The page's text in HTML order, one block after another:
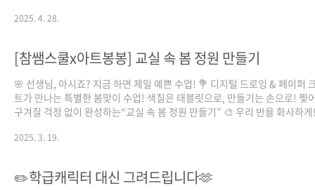
😊 🐻 자료 다운로드 바로가기 ⠀ 📥책읽는곰 인스타그램 상단 프로필 링크
#초등학교 #초등교육 #초등수업 #초등교사 #초등맘 #참쌤스쿨 #책읽는
스타그램
2025. 4. 28.
[참쌤스쿨x아트봉봉] 교실 속 봄 정원 만들기
🌸 선생님, 아시죠? 지금 하면 제일 예쁜 수업! 💐 디지털 드로잉 & 페이퍼
트가 만나는 특별한 봄맞이 수업! 색칠은 태블릿으로, 만들기는 손으로! 찢
구겨질 걱정 없이 완성하는“교실 속 봄 정원 만들기” 🎨 우리 반을 화사하
술 활동 🌷 꽃말과 함께하는 감성 수업 - 💛 사랑의 꽃말 튤립 - ☀️ 행복의 꽃
방! 디지털 색칠로 번짐 걱정 NO! **깔끔하게 완성하는 모두가 행복한 미
💻 1초 만에 준비 끝! 지금 바로 '아트봉봉스쿨'에서 시작하세요! 🆓 서울시
2025. 3. 19.
✏️학급캐릭터 대신 그려드립니다🫶